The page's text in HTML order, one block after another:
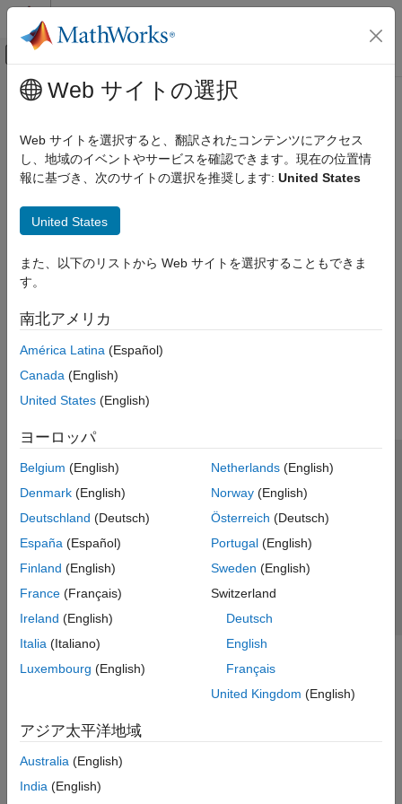
コンテンツへスキップ
オフキャンバス ナビゲーション メ
ドキュメンテーションのホーム
メインコンテンツ
Web サイトの選択
Web サイトを選択すると、翻訳されたコンテンツにアクセス
し、地域のイベントやサービスを確認できます。現在の位置情
報に基づき、次のサイトの選択を推奨します: United States
United States
また、以下のリストから Web サイトを選択することもできま
す。
南北アメリカ
América Latina (Español)
Canada (English)
United States (English)
ヨーロッパ
Belgium (English)
Denmark (English)
Deutschland (Deutsch)
España (Español)
Finland (English)
France (Français)
Ireland (English)
Italia (Italiano)
Luxembourg (English)
Netherlands(English)
Norway(English)
Österreich (Deutsch)
Portugal(English)
Sweden (English)
Switzerland
Deutsch
English
Français
United Kingdom (English)
アジア太平洋地域
Australia (English)
India (English)
トラストセンター
プライバシー ポリシー
違法コピー防止
アプリケーション ステータス
© 1994-2026 The MathWorks, Inc.